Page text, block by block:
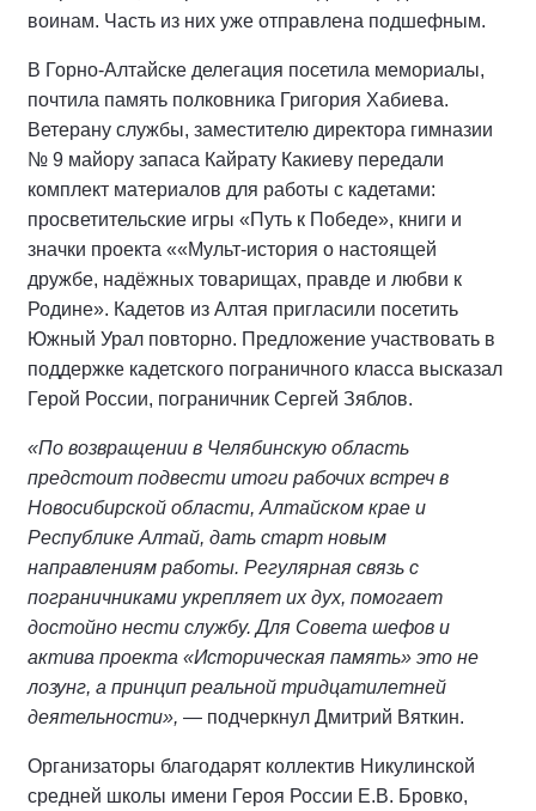
воинам. Часть из них уже отправлена подшефным.
В Горно-Алтайске делегация посетила мемориалы,
почтила память полковника Григория Хабиева.
Ветерану службы, заместителю директора гимназии
№ 9 майору запаса Кайрату Какиеву передали
комплект материалов для работы с кадетами:
просветительские игры «Путь к Победе», книги и
значки проекта ««Мульт-история о настоящей
дружбе, надёжных товарищах, правде и любви к
Родине». Кадетов из Алтая пригласили посетить
Южный Урал повторно. Предложение участвовать в
поддержке кадетского пограничного класса высказал
Герой России, пограничник Сергей Зяблов.
«По возвращении в Челябинскую область
предстоит подвести итоги рабочих встреч в
Новосибирской области, Алтайском крае и
Республике Алтай, дать старт новым
направлениям работы. Регулярная связь с
пограничниками укрепляет их дух, помогает
достойно нести службу. Для Совета шефов и
актива проекта «Историческая память» это не
лозунг, а принцип реальной тридцатилетней
деятельности», — подчеркнул Дмитрий Вяткин.
Организаторы благодарят коллектив Никулинской
средней школы имени Героя России Е.В. Бровко,